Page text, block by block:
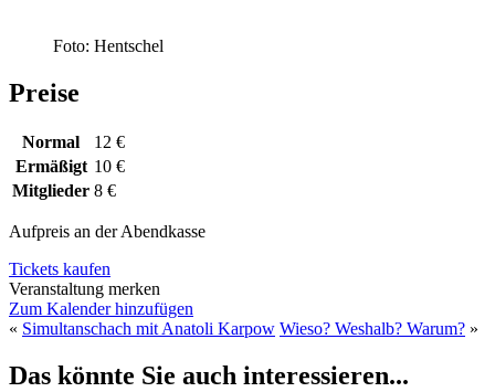
Foto: Hentschel
Preise
Normal
12 €
Ermäßigt 10 €
Mitglieder 8 €
Aufpreis an der Abendkasse
Tickets kaufen
Veranstaltung merken
Zum Kalender hinzufügen
« Simultanschach mit Anatoli Karpow Wieso? Weshalb? Warum? »
Das könnte Sie auch interessieren...